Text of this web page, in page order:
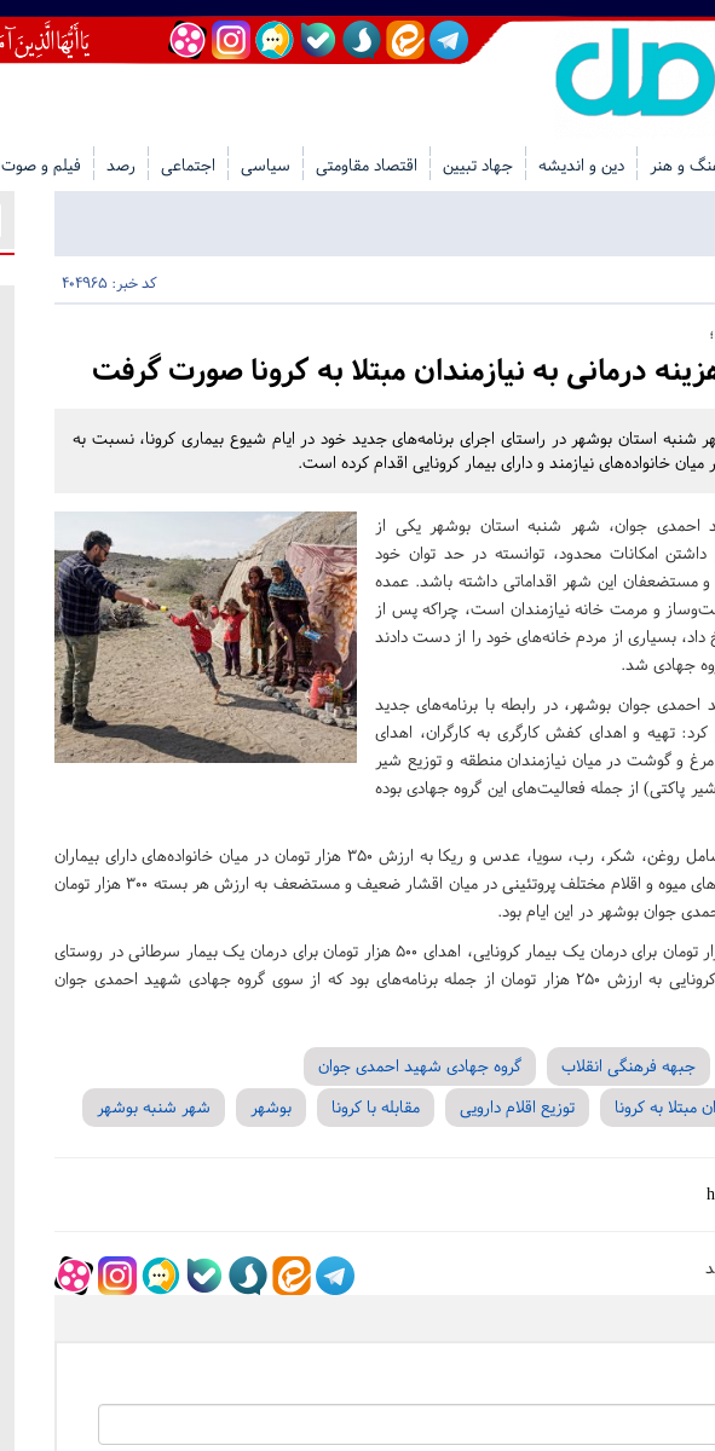
و هنر دین و اندیشه جهاد تبیین اقتصاد مقاومتی سیاسی اجتماعی رصد فیلم و صوت
کد خبر: 404965
درمانی به نیازمندان مبتلا به کرونا صورت گرفت
استان بوشهر در راستای اجرای برنامه‌های جدید خود در ایام شیوع بیماری کرونا، نسبت به
میان خانواده‌های نیازمند و دارای بیمار کرونایی اقدام کرده است.
احمدی جوان، شهر شنبه استان بوشهر یکی از
امکانات محدود، توانسته در حد توان خود
مستضعفان این شهر اقداماتی داشته باشد. عمده
و مرمت خانه نیازمندان است، چراکه پس از
در این شهر رخ داد، بسیاری از مردم خانه‌های خود را از دست دادند
جهادی شد.
جوان بوشهر، در رابطه با برنامه‌های جدید
کرد: تهیه و اهدای کفش کارگری به کارگران، اهدای
و گوشت در میان نیازمندان منطقه و توزیع شیر
پنج شیر پاکتی) از جمله فعالیت‌های این گروه جهادی بوده
وی ادامه داد: توزیع بسته‌های غذایی شامل روغن، شکر، رب، سویا، عدس و ریکا به ارزش ۳۵۰ هزار تومان در میان خانواده‌های دارای بیماران
کرونایی و نیازمند و تهیه و توزیع بسته‌های میوه و اقلام مختلف پروتئینی در میان اقشار ضعیف و مستضعف به ارزش هر بسته ۳۰۰ هزار تومان
جوان بوشهر در این ایام بود.
فهیمی تصریح کرد: اهدای مبلغ ۳۰۰ هزار تومان برای درمان یک بیمار کرونایی، اهدای ۵۰۰ هزار تومان برای درمان یک بیمار سرطانی در روستای
درویشی و نیز تهیه دارو برای بیماران کرونایی به ارزش ۲۵۰ هزار تومان از جمله برنامه‌های بود که از سوی گروه جهادی شهید احمدی جوان
جبهه فرهنگی انقلاب
گروه جهادی شهید احمدی جوان
مبتلا به کرونا
توزیع اقلام دارویی مقابله با کرونا بوشهر شهر شنبه بوشهر